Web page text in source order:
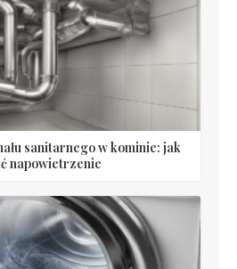
sanitarnego w kominie: jak
napowietrzenie